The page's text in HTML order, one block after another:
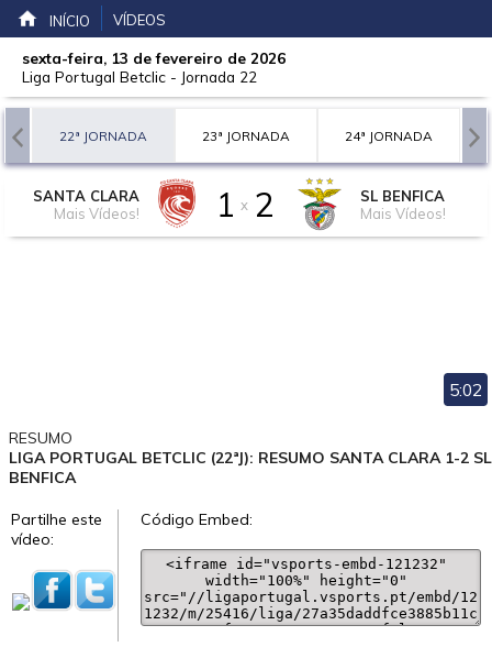
INÍCIO VÍDEOS
sexta-feira, 13 de fevereiro de 2026
Liga Portugal Betclic - Jornada 22
22ª JORNADA 23ª JORNADA 24ª JORNADA
SANTA CLARA
Mais Vídeos!
1 x 2
SL BENFICA
Mais Vídeos!
5:02
RESUMO
LIGA PORTUGAL BETCLIC (22ªJ): RESUMO SANTA CLARA 1-2 SL
BENFICA
Partilhe este
vídeo:
Código Embed: